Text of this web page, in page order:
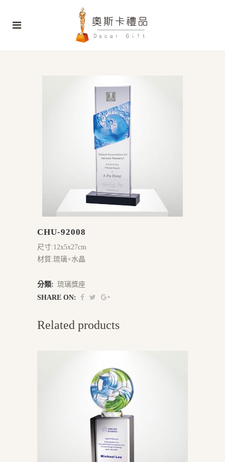
CHU-92008
尺寸:12x5x27cm
材質:琉璃+水晶
分類: 琉璃獎座
SHARE ON:
Related products